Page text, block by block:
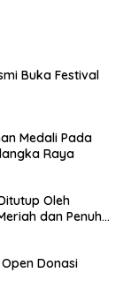
Buka Festival
Medali Pada
Raya
Oleh
dan Penuh
Donasi